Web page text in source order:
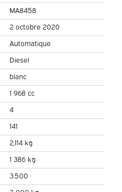
Attelage/ Climatisation
MA8458
2 octobre 2020
Automatique
Diesel
blanc
1 968 cc
4
141
2,114 kg
1 386 kg
3.500